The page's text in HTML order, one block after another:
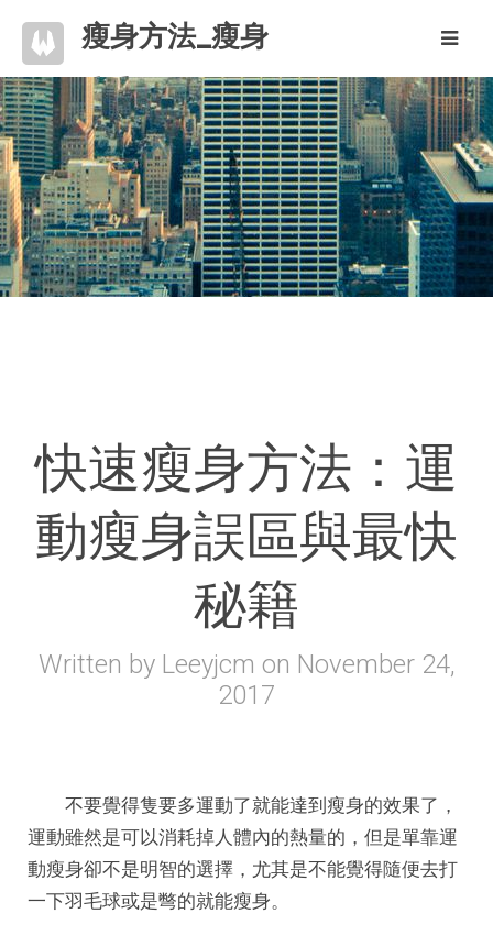
瘦身方法_瘦身
唾手可得
快速瘦身方法：運
動瘦身誤區與最快
秘籍
Written by Leeyjcm on November 24,
2017
不要覺得隻要多運動了就能達到瘦身的效果了，
運動雖然是可以消耗掉人體內的熱量的，但是單靠運
動瘦身卻不是明智的選擇，尤其是不能覺得隨便去打
一下羽毛球或是彆的就能瘦身。